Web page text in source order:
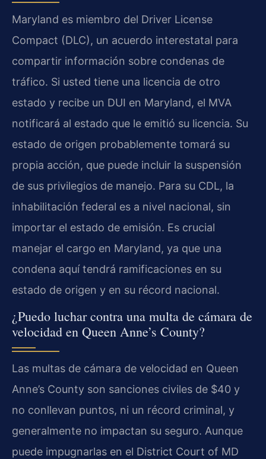
Maryland es miembro del Driver License
Compact (DLC), un acuerdo interestatal para
compartir información sobre condenas de
tráfico. Si usted tiene una licencia de otro
estado y recibe un DUI en Maryland, el MVA
notificará al estado que le emitió su licencia. Su
estado de origen probablemente tomará su
propia acción, que puede incluir la suspensión
de sus privilegios de manejo. Para su CDL, la
inhabilitación federal es a nivel nacional, sin
importar el estado de emisión. Es crucial
manejar el cargo en Maryland, ya que una
condena aquí tendrá ramificaciones en su
estado de origen y en su récord nacional.
¿Puedo luchar contra una multa de cámara de
velocidad en Queen Anne’s County?
Las multas de cámara de velocidad en Queen
Anne’s County son sanciones civiles de $40 y
no conllevan puntos, ni un récord criminal, y
generalmente no impactan su seguro. Aunque
puede impugnarlas en el District Court of MD